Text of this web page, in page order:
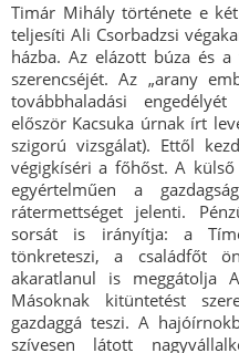
Timár Mihály története e
teljesíti Ali Csorbadzsi
házba. Az elázott búza és
szerencséjét. Az „arany
továbbhaladási
először Kacsuka úrnak írt
szigorú vizsgálat). Ettől
végigkíséri a főhőst. A külső
egyértelműen a
rátermettséget jelenti.
sorsát is irányítja: a
tönkreteszi, a családfőt
akaratlanul is meggátolja
Másoknak kitüntetést
gazdaggá teszi. A
szívesen látott